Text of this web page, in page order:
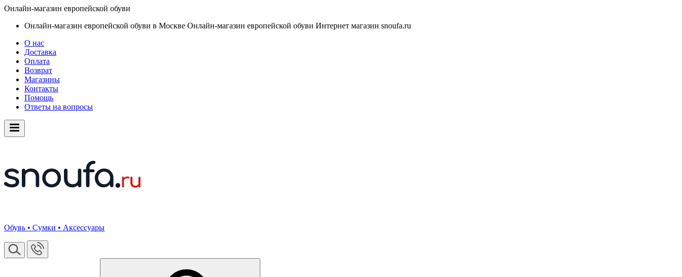
Онлайн-магазин европейской обуви
Онлайн-магазин европейской обуви в Москве Онлайн-магазин европейской обуви Интернет магазин snoufa.ru
О нас
Доставка
Оплата
Возврат
Магазины
Контакты
Помощь
Ответы на вопросы
Обувь • Сумки • Аксессуары